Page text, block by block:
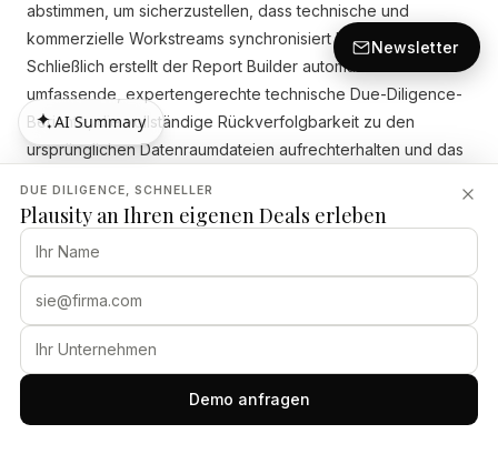
abstimmen, um sicherzustellen, dass technische und
kommerzielle Workstreams synchronisiert bleiben.
Schließlich erstellt der Report Builder automatisch
umfassende, expertengerechte technische Due-Diligence-
Berichte, die vollständige Rückverfolgbarkeit zu den
ursprünglichen Datenraumdateien aufrechterhalten und das
Die Integration eines KI-nativen Ansatzes in Ihre Tech Due
Diligence Checkliste verändert, wie Private-Equity-Firmen
und Unternehmenskäufer Akquisitionen durchführen.
Moderne Dealmaker nutzen spezialisierte Plattformen, um
Plausity Buy-Side-Akteure bedient, indem Sie unseren
Leitfaden zur Private-Equity-Diligence lesen, um Ihren
DUE DILIGENCE, SCHNELLER
Plausity an Ihren eigenen Deals erleben
Demo anfragen
AI Summary
AI Summary
Newsletter